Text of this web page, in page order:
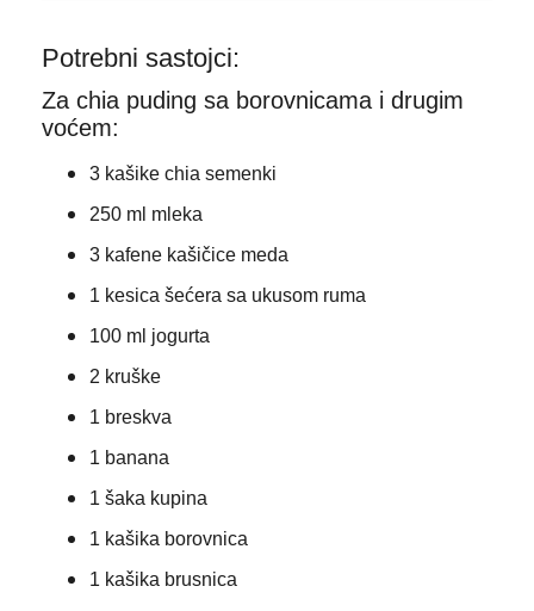
Potrebni sastojci:
Za chia puding sa borovnicama i drugim
voćem:
3 kašike chia semenki
250 ml mleka
3 kafene kašičice meda
1 kesica šećera sa ukusom ruma
100 ml jogurta
2 kruške
1 breskva
1 banana
1 šaka kupina
1 kašika borovnica
1 kašika brusnica